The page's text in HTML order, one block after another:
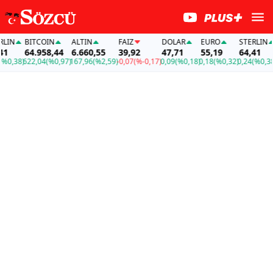
BITCOIN
64.958,44
622,04(%0,97)
ALTIN
6.660,55
167,96(%2,59)
FAİZ
39,92
-0,07(%-0,17)
DOLAR
47,71
0,09(%0,18)
EURO
55,19
0,18(%0,32)
STERLIN
64,41
0,24(%0,38)